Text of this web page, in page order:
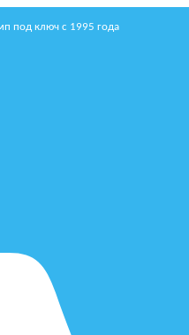
под ключ с 1995 года